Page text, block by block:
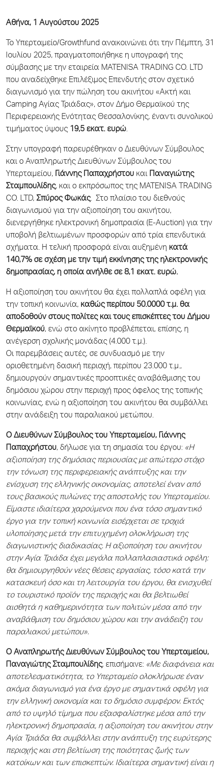
Αθήνα, 1 Αυγούστου 2025
Το Υπερταμείο/Growthfund ανακοινώνει ότι την Πέμπτη, 31
Ιουλίου 2025, πραγματοποιήθηκε η υπογραφή της
σύμβασης με την εταιρεία MATENISA TRADING CO. LTD
που αναδείχθηκε Επιλέξιμος Επενδυτής στον σχετικό
διαγωνισμό για την πώληση του ακινήτου «Ακτή και
Camping Αγίας Τριάδας», στον Δήμο Θερμαϊκού της
Περιφερειακής Ενότητας Θεσσαλονίκης, έναντι συνολικού
τιμήματος ύψους 19,5 εκατ. ευρώ.
Στην υπογραφή παρευρέθηκαν ο Διευθύνων Σύμβουλος
και ο Αναπληρωτής Διευθύνων Σύμβουλος του
Υπερταμείου, Γιάννης Παπαχρήστου και Παναγιώτης
Σταμπουλίδης, και ο εκπρόσωπος της MATENISA TRADING
CO. LTD, Σπύρος Φωκάς. Στο πλαίσιο του διεθνούς
διαγωνισμού για την αξιοποίηση του ακινήτου,
διενεργήθηκε ηλεκτρονική δημοπρασία (E-Auction) για την
υποβολή βελτιωμένων προσφορών από τρία επενδυτικά
σχήματα. Η τελική προσφορά είναι αυξημένη κατά
140,7% σε σχέση με την τιμή εκκίνησης της ηλεκτρονικής
δημοπρασίας, η οποία ανήλθε σε 8,1 εκατ. ευρώ.
Η αξιοποίηση του ακινήτου θα έχει πολλαπλά οφέλη για
την τοπική κοινωνία, καθώς περίπου 50.0000 τ.μ. θα
αποδοθούν στους πολίτες και τους επισκέπτες του Δήμου
Θερμαϊκού, ενώ στο ακίνητο προβλέπεται, επίσης, η
ανέγερση σχολικής μονάδας (4.000 τ.μ.).
Οι παρεμβάσεις αυτές, σε συνδυασμό με την
οριοθετημένη δασική περιοχή, περίπου 23.000 τ.μ.,
δημιουργούν σημαντικές προοπτικές αναβάθμισης του
δημόσιου χώρου στην περιοχή προς όφελος της τοπικής
κοινωνίας, ενώ η αξιοποίηση του ακινήτου θα συμβάλλει
στην ανάδειξη του παραλιακού μετώπου.
Ο Διευθύνων Σύμβουλος του Υπερταμείου, Γιάννης
Παπαχρήστου, δήλωσε για τη σημασία του έργου: «Η
αξιοποίηση της δημόσιας περιουσίας με απώτερο στόχο
την τόνωση της περιφερειακής ανάπτυξης και την
ενίσχυση της ελληνικής οικονομίας, αποτελεί έναν από
τους βασικούς πυλώνες της αποστολής του Υπερταμείου.
Είμαστε ιδιαίτερα χαρούμενοι που ένα τόσο σημαντικό
έργο για την τοπική κοινωνία εισέρχεται σε τροχιά
υλοποίησης μετά την επιτυχημένη ολοκλήρωση της
διαγωνιστικής διαδικασίας. Η αξιοποίηση του ακινήτου
στην Αγία Τριάδα έχει μεγάλα πολλαπλασιαστικά οφέλη:
θα δημιουργηθούν νέες θέσεις εργασίας, τόσο κατά την
κατασκευή όσο και τη λειτουργία του έργου, θα ενισχυθεί
το τουριστικό προϊόν της περιοχής και θα βελτιωθεί
αισθητά η καθημερινότητα των πολιτών μέσα από την
αναβάθμιση του δημόσιου χώρου και την ανάδειξη του
παραλιακού μετώπου».
Ο Αναπληρωτής Διευθύνων Σύμβουλος του Υπερταμείου,
Παναγιώτης Σταμπουλίδης, επισήμανε: «Με διαφάνεια και
αποτελεσματικότητα, το Υπερταμείο ολοκλήρωσε έναν
ακόμα διαγωνισμό για ένα έργο με σημαντικά οφέλη για
την ελληνική οικονομία και το δημόσιο συμφέρον. Εκτός
από το υψηλό τίμημα που εξασφαλίστηκε μέσα από την
ηλεκτρονική δημοπρασία, η αξιοποίηση του ακινήτου στην
Αγία Τριάδα θα συμβάλλει στην ανάπτυξη της ευρύτερης
περιοχής και στη βελτίωση της ποιότητας ζωής των
κατοίκων και των επισκεπτών. Ιδιαίτερα σημαντική είναι η